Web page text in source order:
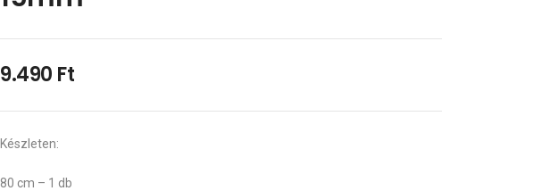
9.490 Ft
Készleten:
80 cm – 1 db